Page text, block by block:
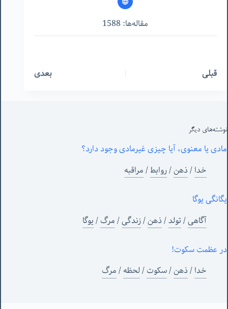
مقاله‌ها: 1588
قبلی بعدی
نوشته‌های‌ دیگر
مادی یا معنوی، آیا چیزی غیرمادی وجود دارد؟
خدا/ذهن/روابط/مراقبه
یگانگی یوگا
آگاهی/تولد/ذهن/زندگی/مرگ/یوگا
در عظمت سکوت!
خدا/ذهن/سکوت/لحظه/مرگ